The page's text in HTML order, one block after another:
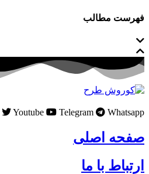
فهرست مطالب
Youtube Telegram Whatsapp
صفحه اصلی
ارتباط با ما